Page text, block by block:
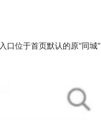
口位于首页默认的原“同城”